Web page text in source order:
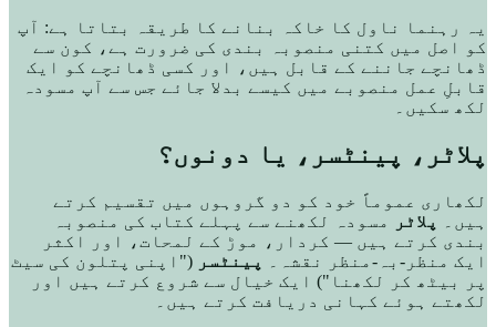
یہ رہنما ناول کا خاکہ بنانے کا طریقہ بتاتا ہے: آپ
کو اصل میں کتنی منصوبہ بندی کی ضرورت ہے، کون سے
ڈھانچے جاننے کے قابل ہیں، اور کسی ڈھانچے کو ایک
قابلِ عمل منصوبے میں کیسے بدلا جائے جس سے آپ مسودہ
لکھ سکیں۔
پلاٹر، پینٹسر، یا دونوں؟
لکھاری عموماً خود کو دو گروہوں میں تقسیم کرتے
ہیں۔
پلاٹر
مسودہ لکھنے سے پہلے کتاب کی منصوبہ
بندی کرتے ہیں — کردار، موڑ کے لمحات، اور اکثر
ایک منظر-بہ-منظر نقشہ۔
پینٹسر ("اپنی پتلون کی سیٹ
پر بیٹھ کر لکھنا") ایک خیال سے شروع کرتے ہیں اور
لکھتے ہوئے کہانی دریافت کرتے ہیں۔